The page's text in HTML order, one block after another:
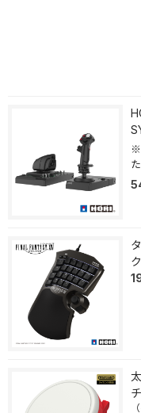
※
ク